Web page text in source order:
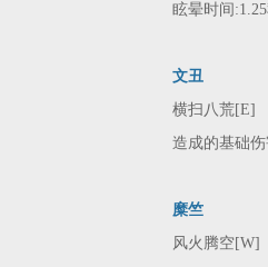
眩晕时间
文丑
横扫八荒[E]
造成的基础伤
糜竺
风火腾空[W]